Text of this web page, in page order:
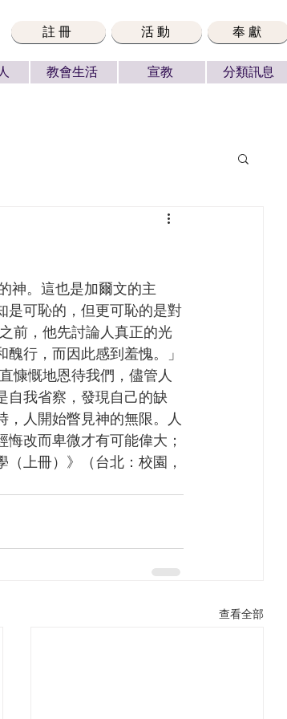
註冊 活動 奉獻
教會生活 宣教 分類訊息
是可恥的，但更可恥的是對
前，他先討論人真正的光
行，而因此感到羞愧。」
慷慨地恩待我們，儘管人
自我省察，發現自己的缺
，人開始瞥見神的無限。人
改而卑微才有可能偉大；
上冊）》（台北：校園，
查看全部